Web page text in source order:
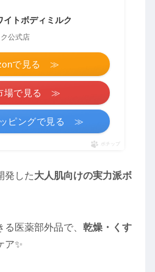
イトボディミルク
公式店
で見る ≫
場で見る ≫
ッピングで見る ≫
ポチップ
発した大人肌向けの実力派ボ
医薬部外品で、 乾燥・くす
ア✨